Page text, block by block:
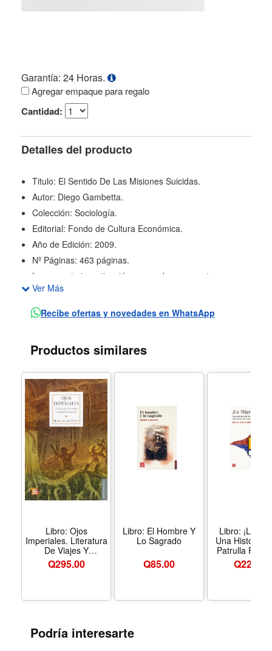
Garantía: 24 Horas.
Agregar empaque para regalo
Cantidad:
Detalles del producto
Titulo: El Sentido De Las Misiones Suicidas.
Autor: Diego Gambetta.
Colección: Sociología.
Editorial: Fondo de Cultura Económica.
Año de Edición: 2009.
Nº Páginas: 463 páginas.
La presente investigación responde a preguntas que a
muchos ciudadanos del mundo les han pasado por la
cabeza: ¿son estas acciones, los suicidios, producto del
un lenguaje para expresar causas políticas? ¿Estos
ataques tienen alguna causa en común? De Nueva York
a Bagdad, de Sri Lanka a Israel, todos se cuestionan las
contundentes y terroríficas misiones suicidas.
Ver Más
Recibe ofertas y novedades en WhatsApp
Productos similares
Libro: Ojos
Imperiales. Literatura
De Viajes Y
Transculturación
Q295.00
Libro: El Hombre Y
Lo Sagrado
Q85.00
Libro: ¡La
Una Historia
Patrulla
De Estados
Q225.00
Podría interesarte